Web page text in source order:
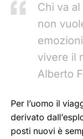
Chi va
non
vivere il
Alberto
Per l’uomo il
derivato
posti nuovi è